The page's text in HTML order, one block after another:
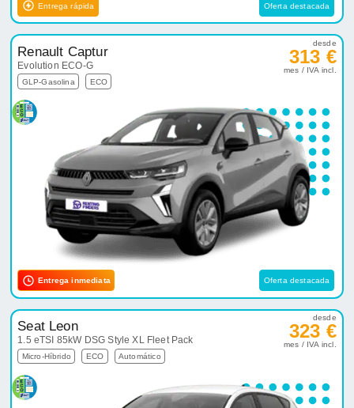
Entrega rápida Oferta destacada
Renault Captur
Evolution ECO-G
GLP-Gasolina ECO
desde
313 €
mes / IVA incl.
Entrega inmediata Oferta destacada
Seat Leon
1.5 eTSI 85kW DSG Style XL Fleet Pack
Micro-Híbrido ECO Automático
desde
323 €
mes / IVA incl.